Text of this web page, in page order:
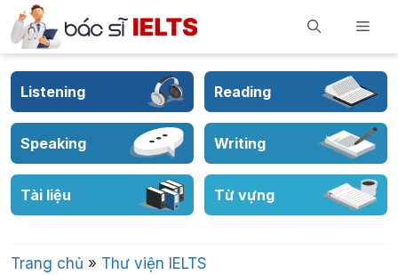
Skip
to
content
Listening Reading
Speaking Writing
Tài liệu Từ vựng
Trang chủ » Thư viện IELTS